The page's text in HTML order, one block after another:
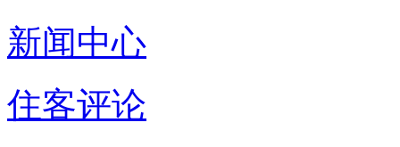
新闻中心
住客评论